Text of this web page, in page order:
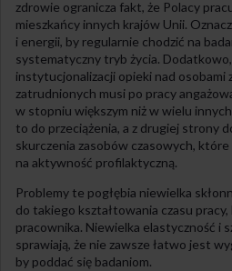
zdrowie ogranicza fakt, że Polacy
mieszkańcy innych krajów Unii.
i energii, by regularnie chodzić na
systematyczny tryb życia.
instytucjonalizacji opieki nad osobami
zatrudnionych musi po pracy
w stopniu większym niż w wielu
to do przeciążenia, a z drugiej strony
skurczenia zasobów czasowych,
na aktywność profilaktyczną.
Problemy te pogłębia niewielka
do takiego kształtowania czasu
pracownika. Niewielka elastyczność i
sprawiają, że nie zawsze łatwo jest
by poddać się badaniom.